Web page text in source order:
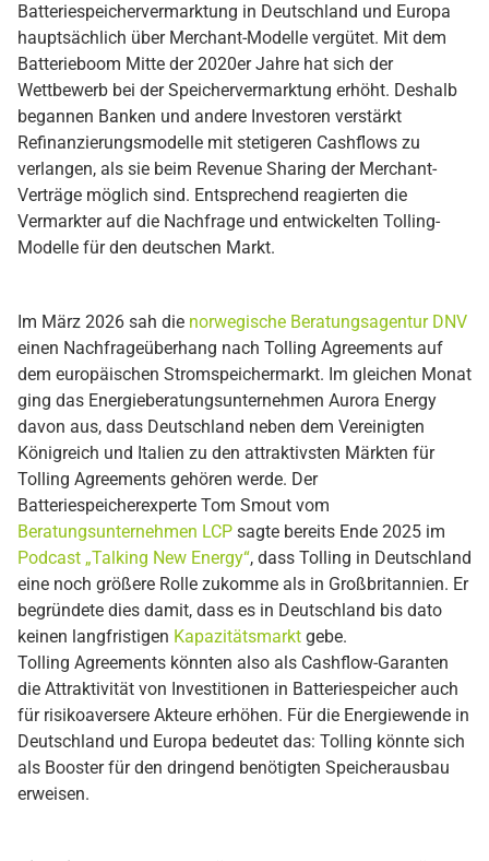
Batteriespeichervermarktung in Deutschland und Europa
hauptsächlich über Merchant-Modelle vergütet. Mit dem
Batterieboom Mitte der 2020er Jahre hat sich der
Wettbewerb bei der Speichervermarktung erhöht. Deshalb
begannen Banken und andere Investoren verstärkt
Refinanzierungsmodelle mit stetigeren Cashflows zu
verlangen, als sie beim Revenue Sharing der Merchant-
Verträge möglich sind. Entsprechend reagierten die
Vermarkter auf die Nachfrage und entwickelten Tolling-
Modelle für den deutschen Markt.
Im März 2026 sah die norwegische Beratungsagentur DNV
einen Nachfrageüberhang nach Tolling Agreements auf
dem europäischen Stromspeichermarkt. Im gleichen Monat
ging das Energieberatungsunternehmen Aurora Energy
davon aus, dass Deutschland neben dem Vereinigten
Königreich und Italien zu den attraktivsten Märkten für
Tolling Agreements gehören werde. Der
Batteriespeicherexperte Tom Smout vom
Beratungsunternehmen LCP sagte bereits Ende 2025 im
Podcast „Talking New Energy“, dass Tolling in Deutschland
eine noch größere Rolle zukomme als in Großbritannien. Er
begründete dies damit, dass es in Deutschland bis dato
keinen langfristigen Kapazitätsmarkt gebe.
Tolling Agreements könnten also als Cashflow-Garanten
die Attraktivität von Investitionen in Batteriespeicher auch
für risikoaversere Akteure erhöhen. Für die Energiewende in
Deutschland und Europa bedeutet das: Tolling könnte sich
als Booster für den dringend benötigten Speicherausbau
erweisen.